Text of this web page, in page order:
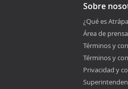
Sobre
¿Qué es
Área de prensa
Términos y
Términos y
Privacidad y